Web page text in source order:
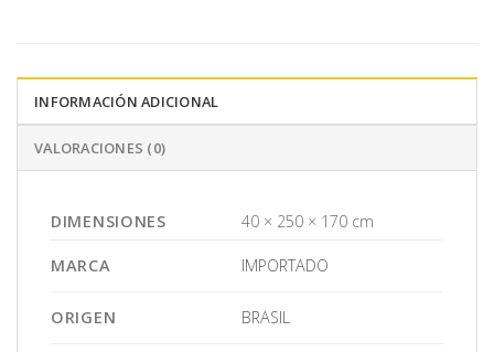
INFORMACIÓN ADICIONAL
VALORACIONES (0)
DIMENSIONES 40 × 250 × 170 cm
MARCA IMPORTADO
ORIGEN BRASIL